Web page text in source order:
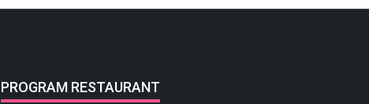
PROGRAM RESTAURANT